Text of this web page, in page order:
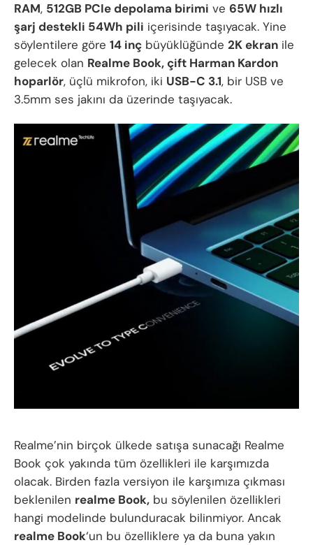
RAM, 512GB PCIe depolama birimi ve 65W hızlı
şarj destekli 54Wh pili içerisinde taşıyacak. Yine
söylentilere göre 14 inç büyüklüğünde 2K ekran ile
gelecek olan Realme Book, çift Harman Kardon
hoparlör, üçlü mikrofon, iki USB-C 3.1, bir USB ve
3.5mm ses jakını da üzerinde taşıyacak.
Realme’nin birçok ülkede satışa sunacağı Realme
Book çok yakında tüm özellikleri ile karşımızda
olacak. Birden fazla versiyon ile karşımıza çıkması
beklenilen realme Book, bu söylenilen özellikleri
hangi modelinde bulunduracak bilinmiyor. Ancak
realme Book‘un bu özelliklere ya da buna yakın